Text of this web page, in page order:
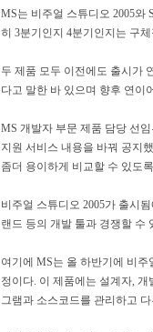
MS는 비주얼 스튜디오 2005와
히 3분기인지 4분기인지는 구
두 제품 모두 이전에도 출시가
다고 말한 바 있으며 향후 연이
MS 개발자 부문 제품 담당 선
지원 서비스 내용을 바꿔 공지
좀더 용이하게 비교할 수 있도
비주얼 스튜디오 2005가 출시
랜드 등의 개발 툴과 경쟁할 수
여기에 MS는 올 하반기에 비
정이다. 이 제품에는 설계자,
그램과 소스코드를 관리하고